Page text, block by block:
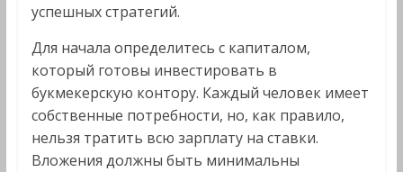
успешных стратегий.
Для начала определитесь с капиталом,
который готовы инвестировать в
букмекерскую контору. Каждый человек имеет
собственные потребности, но, как правило,
нельзя тратить всю зарплату на ставки.
Вложения должны быть минимальны